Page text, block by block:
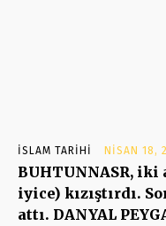
İSLAM TARIHI NISAN 18,
BUHTUNNASR,
iyice) kızıştırdı.
attı. DANYAL